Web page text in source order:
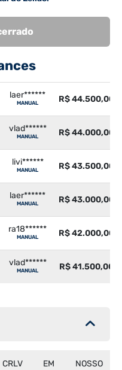
laer******
MANUAL R$ 44.500,00
vlad******
MANUAL R$ 44.000,00
livi******
MANUAL R$ 43.500,00
laer******
MANUAL R$ 43.000,00
ra18******
MANUAL R$ 42.000,00
vlad******
MANUAL R$ 41.500,00
CRLV EM NOSSO